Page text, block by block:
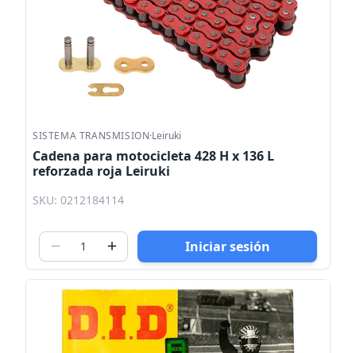
SISTEMA TRANSMISION·Leiruki
Cadena para motocicleta 428 H x 136 L
reforzada roja Leiruki
SKU: 0212184114
Iniciar sesión